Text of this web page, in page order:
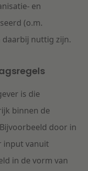
en
(o.m.
daarbij nuttig zijn.
is die
binnen de
door in
input vanuit
in de vorm van